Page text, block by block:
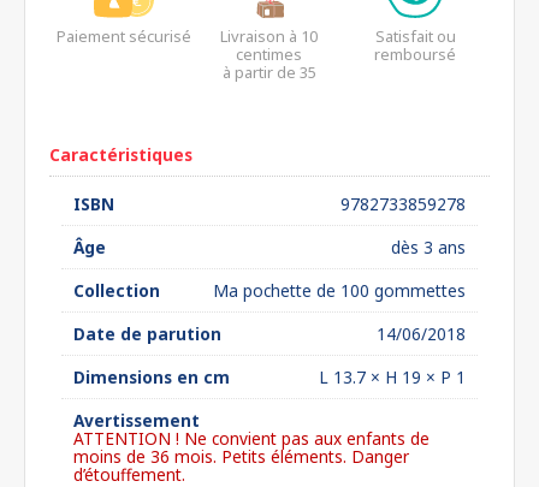
Paiement sécurisé
Livraison à 10
centimes
à partir de 35
Satisfait ou
remboursé
Caractéristiques
ISBN
9782733859278
Âge
dès 3 ans
Collection
Ma pochette de 100 gommettes
Date de parution
14/06/2018
Dimensions en cm
L 13.7 × H 19 × P 1
Avertissement
ATTENTION ! Ne convient pas aux enfants de
moins de 36 mois. Petits éléments. Danger
d’étouffement.